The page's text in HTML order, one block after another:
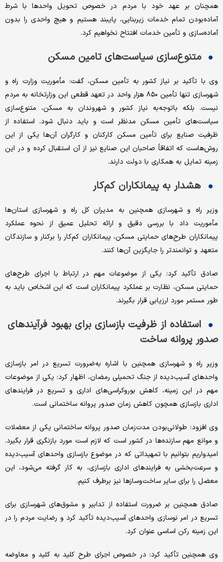
همچنان بر عهد خود با مردم در خصوص تحویل واحدها با شرط
آماده‌بودن تمام خدمات زیربنایی، پایبند هستیم و هیچ واحدی را بدون
آماده‌سازی و تأمین خدمات افتتاح نخواهیم کرد.
متنوع‌سازی سیاست‌های تامین مسکن
وی با تأکید بر نیاز کشور به تأمین مسکن، گفت: مأموریت وزارت راه و
شهرسازی تنها تأمین ۸۵۰ هزار واحد در تعهد قطعی این وزارتخانه به مردم
نیست. بلکه باتوجه‌به نیاز کشور و شهروندان به مسکن، متنوع‌سازی
سیاست‌های تأمین مسکن مدنظر است و باید دنبال شود. استفاده از
ظرفیت صنایع برای تأمین مسکن کارکنان و کارگران آن‌ها یکی از این
روش‌هاست که اتفاقاً صاحبان این صنایع نیز از آن استقبال کرده و در این
زمینه تمایل به همکاری با دولت دارند.
هشدار به پیمانکاران کم‌کار
وزیر راه و شهرسازی همچنین به مدیران کل راه و شهرسازی استان‌ها
مأموریت داد با بررسی دقیق و ارائه تحلیل عمیق از نحوه عملکرد
پیمانکاران طرح‌های حمایتی مسکن، پیمانکاران کم‌کار را برکنار و سازندگان
متعهد و توانمندتر را جایگزین آن‌ها کنند.
صادق تأکید کرد: یکی از موضوعات مهم در ارتباط با اجرای طرح‌های
حمایتی مسکن، نظارت بر عملکرد پیمانکاران است که این اشخاص باید به
طور مستمر مورد ارزیابی قرار بگیرند.
استفاده از ظرفیت بازسازی برای بهبود فرآیندهای
صدور پروانه ساخت
وزیر راه و شهرسازی همچنین با اشاره به‌ضرورت تسریع در امر بازسازی
واحدهای آسیب‌دیده از جنگ تحمیلی رمضان، اظهار کرد: یکی از موضوعات
مهم در این زمینه، کاهش بوروکراسی‌های اداری و تسریع در فرایندهای
اداری بازسازی همچون کاهش زمان صدور پروانه ساختمانی است.
وی افزود: طولانی‌بودن مدت‌زمان صدور پروانه ساختمانی یکی از معضلات
و موانع مهم سازنده‌ها در کشور است که لازم است مورد بازنگری قرار بگیرد.
امیدواریم بتوانیم با تمهیداتی که در موضوع بازسازی واحدهای آسیب‌دیده
و سرعت‌بخشی به فرایندهای اداری بازسازی، به کار گرفته می‌شود، این
معضل را برای سایر ساخت‌وسازها نیز برطرف کنیم.
صادق همچنین بر ضرورت استفاده از تدابیر و مشوق‌های شهرسازی برای
تسریع در امر نوسازی واحدهای آسیب‌دیده تأکید کرد و رضایت مردم را در
این زمینه رکن اساسی عنوان کرد.
وی همچنین تأکید کرد: در خصوص اجرای طرح کلید به کلید و معاوضه